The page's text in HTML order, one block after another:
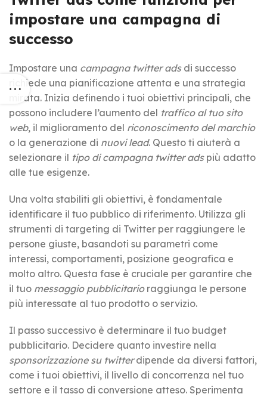
impostare una campagna di
successo
Impostare una campagna twitter adsdi successo
richiede una pianificazione attenta e una strategia
mirata. Inizia definendo i tuoi obiettivi principali, che
possono includere l’aumento del traffico al tuo sito
web, il miglioramento del riconoscimento del marchio
o la generazione di nuovi lead. Questo ti aiuterà a
selezionare il tipo di campagna twitter adspiù adatto
alle tue esigenze.
Una volta stabiliti gli obiettivi, è fondamentale
identificare il tuo pubblico di riferimento. Utilizza gli
strumenti di targeting di Twitter per raggiungere le
persone giuste, basandoti su parametri come
interessi, comportamenti, posizione geografica e
molto altro. Questa fase è cruciale per garantire che
il tuo messaggio pubblicitarioraggiunga le persone
più interessate al tuo prodotto o servizio.
Il passo successivo è determinare il tuo budget
pubblicitario. Decidere quanto investire nella
sponsorizzazione su twitterdipende da diversi fattori,
come i tuoi obiettivi, il livello di concorrenza nel tuo
settore e il tasso di conversione atteso. Sperimenta